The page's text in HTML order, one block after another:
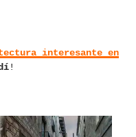
interesante en
!